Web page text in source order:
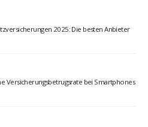
2025: Die besten Anbieter
Versicherungsbetrugsrate bei Smartphones